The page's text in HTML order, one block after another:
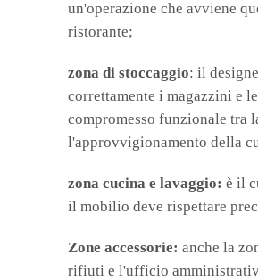
un'operazione che avviene
ristorante;
zona di stoccaggio: il
correttamente i magazzini e
compromesso funzionale tra
l'approvvigionamento della
zona cucina e lavaggio: è il
il mobilio deve rispettare
Zone accessorie: anche la
rifiuti e l'ufficio